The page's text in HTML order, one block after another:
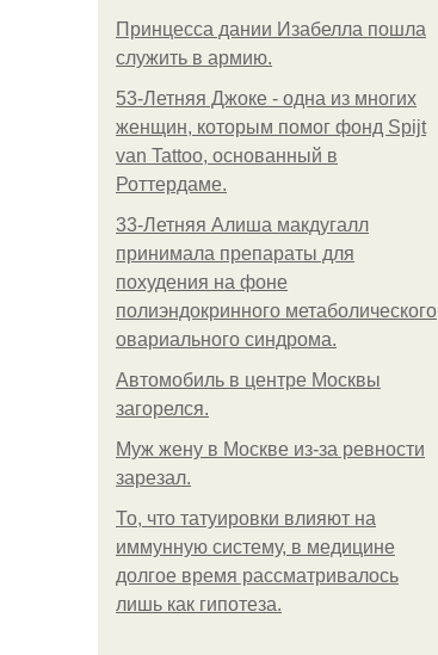
Принцесса дании Изабелла пошла
служить в армию.
53-Летняя Джоке - одна из многих
женщин, которым помог фонд Spijt
van Tattoo, основанный в
Роттердаме.
33-Летняя Алиша макдугалл
принимала препараты для
похудения на фоне
полиэндокринного метаболического
овариального синдрома.
Автомобиль в центре Москвы
загорелся.
Mуж жену в Москве из-за ревности
зарезал.
То, что татуировки влияют на
иммунную систему, в медицине
долгое время рассматривалось
лишь как гипотеза.